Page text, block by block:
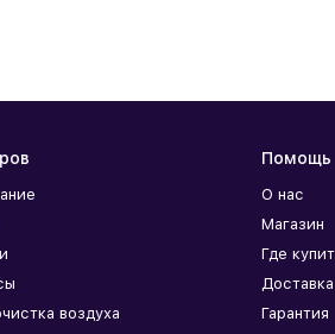
воздуха
Помощь
О нас
Магазин
Где
Доставка
Гарантия